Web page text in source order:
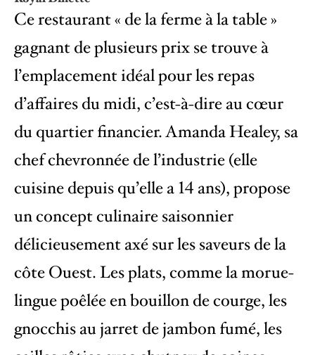
Ce restaurant « de la ferme à la table »
gagnant de plusieurs prix se trouve à
l’emplacement idéal pour les repas
d’affaires du midi, c’est-à-dire au cœur
du quartier financier. Amanda Healey, sa
chef chevronnée de l’industrie (elle
cuisine depuis qu’elle a 14 ans), propose
un concept culinaire saisonnier
délicieusement axé sur les saveurs de la
côte Ouest. Les plats, comme la morue-
lingue poêlée en bouillon de courge, les
gnocchis au jarret de jambon fumé, les